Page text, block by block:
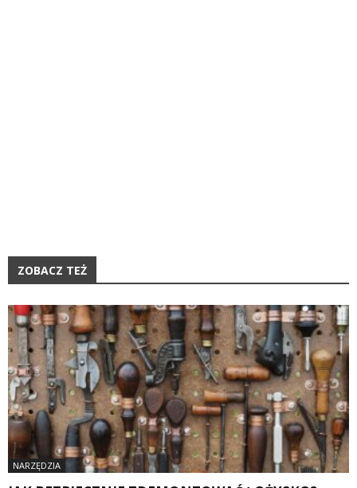
ZOBACZ TEŻ
NARZĘDZIA